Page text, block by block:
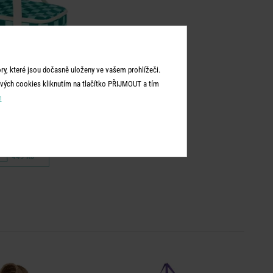
449 Kč
které jsou dočasně uloženy ve vašem prohlížeči.
cookies kliknutím na tlačítko PŘIJMOUT a tím